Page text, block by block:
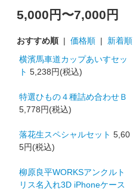
5,000円〜7,000円
おすすめ順 |価格順 | 新着順
横濱馬車道カップあいすセッ
ト 5,238円(税込)
特選ひもの４種詰め合わせＢ
5,778円(税込)
落花生スペシャルセット 5,60
5円(税込)
柳原良平WORKSアンクルト
リス名入れ3D iPhoneケース